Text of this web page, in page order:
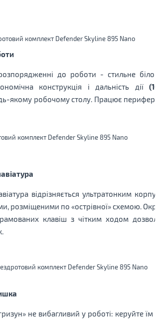
до роботи - стильне
конструкція і дальність дії
якому робочому столу. Працює
відрізняється ультратонким
розміщеними по «острівної» схемою.
клавіш з чітким ходом
не вибагливий у роботі: керуйте їм